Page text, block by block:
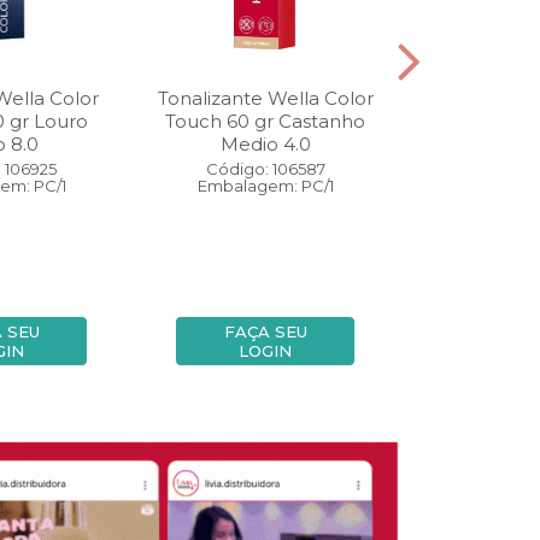
Color
gr Louro
8.0
PC/1
SEU
Tonalizante Wella Color
Touch 60 gr Castanho
Medio 4.0
Código: 106587
Embalagem: PC/1
FAÇA SEU
LOGIN